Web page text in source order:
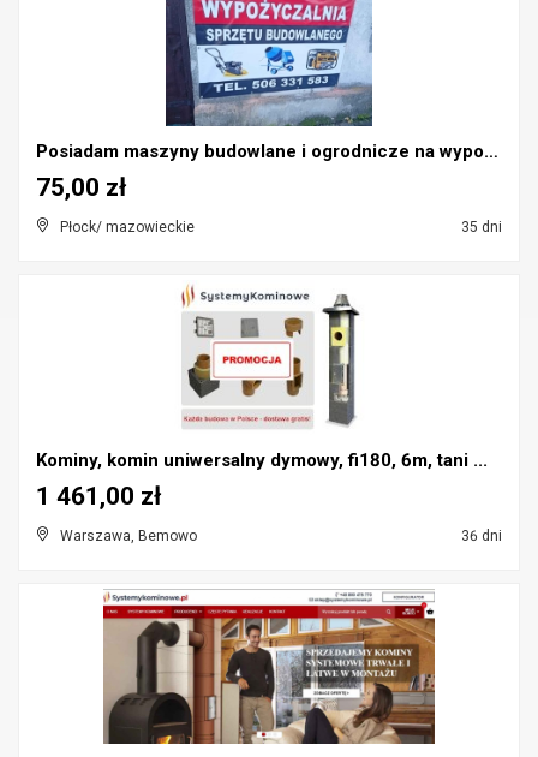
Posiadam maszyny budowlane i ogrodnicze na wypożyc...
Płock/ mazowieckie 35 dni
75,00 zł
Kominy, komin uniwersalny dymowy, fi180, 6m, tani ...
Warszawa, Bemowo 36 dni
1 461,00 zł